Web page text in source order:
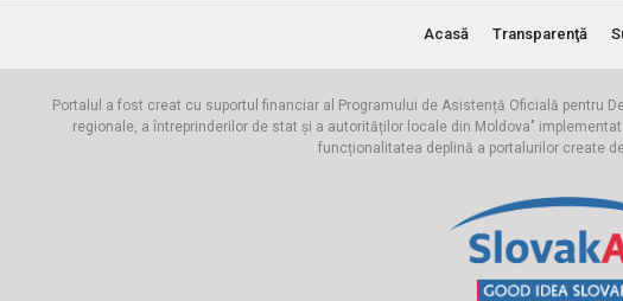
Acasă Transparenţă
Portalul a fost creat cu suportul financiar al Programului de Asistență Oficială pentru
regionale, a întreprinderilor de stat și a autorităților locale din Moldova"
funcționalitatea deplină a portalurilor create